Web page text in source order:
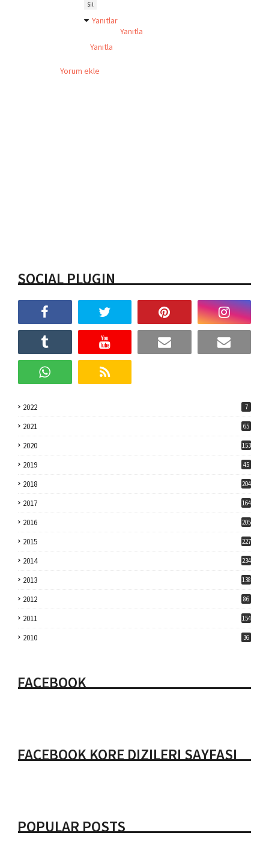
Sil
Yanıtlar
Yanıtla
Yanıtla
Yorum ekle
SOCIAL PLUGIN
2022 7
2021 65
2020 153
2019 45
2018 204
2017 164
2016 205
2015 227
2014 234
2013 138
2012 86
2011 154
2010 36
FACEBOOK
FACEBOOK KORE DIZILERI SAYFASI
POPULAR POSTS